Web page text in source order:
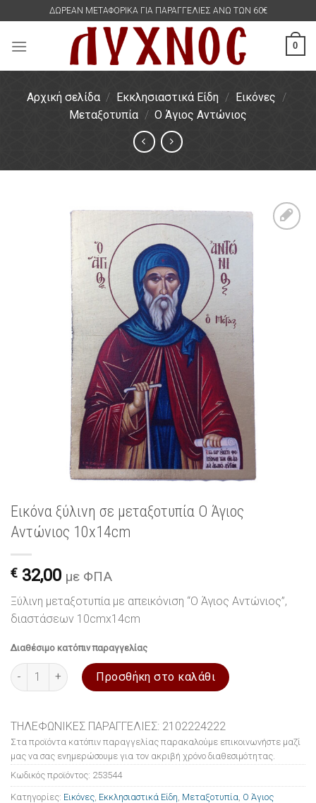
content
ΔΩΡΕΑΝ ΜΕΤΑΦΟΡΙΚΑ ΓΙΑ ΠΑΡΑΓΓΕΛΙΕΣ ΑΝΩ ΤΩΝ 60€
0
Αρχική σελίδα / Εκκλησιαστικά Είδη / Εικόνες /
Μεταξοτυπία / Ο Άγιος Αντώνιος
Εικόνα ξύλινη σε μεταξοτυπία Ο Άγιος
Αντώνιος 10x14cm
€ 32,00 με ΦΠΑ
Ξύλινη μεταξοτυπία με απεικόνιση “Ο Άγιος Αντώνιος”,
διαστάσεων 10cmx14cm
Διαθέσιμο κατόπιν παραγγελίας
Εικόνα ξύλινη σε μεταξοτυπία Ο Άγιος Αντώνιος 10x14cm
Προσθήκη στο καλάθι
ΤΗΛΕΦΩΝΙΚΕΣ ΠΑΡΑΓΓΕΛΙΕΣ: 2102224222
Στα προϊόντα κατόπιν παραγγελίας παρακαλούμε επικοινωνήστε μαζί
μας να σας ενημερώσουμε για τον ακριβή χρόνο διαθεσιμότητας.
Κωδικός προϊόντος: 253544
Κατηγορίες: Εικόνες Εκκλησιαστικά Είδη Μεταξοτυπία Ο Άγιος